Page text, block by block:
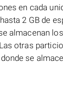
en cada
2 GB de
almacenan
otras
se